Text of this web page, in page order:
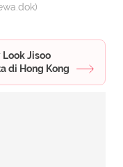
Look Jisoo
di Hong Kong